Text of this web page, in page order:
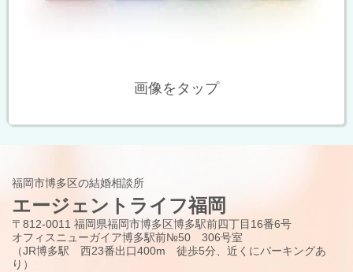
画像をタップ
福岡市博多区の結婚相談所
エージェントライフ福岡
〒812-0011 福岡県福岡市博多区博多駅前四丁目16番6号
オフィスニューガイア博多駅前№50 306号室
（JR博多駅 西23番出口400m 徒歩5分、近くにパーキングあ
り）